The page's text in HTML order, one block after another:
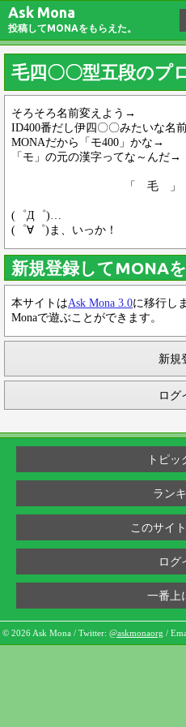
Ask Mona
投稿してMONAをもらえた。
毛四〇〇型五段のプ
そろそろ名前変えよう→
ID400番だし伊四〇〇みたいな名
MONAだから「モ400」かな→
「モ」の元の漢字ってな～んだ→
「 毛 」
(゜Д゜)…
(゜∀゜)ま、いっか！
新規登録してMONA
本サイトはAsk Mona 3.0に移行し
Monaで遊ぶことができます。
新規
ログ
トピッ
ラン
このサイ
ログ
一番上
© 2026 Ask Mona / Twitter: @askmonaorg /